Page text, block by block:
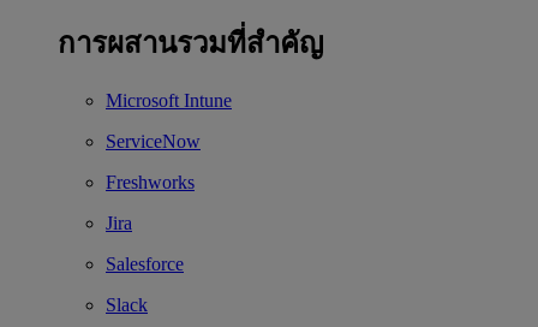
การผสานรวมที่สำคัญ
Microsoft Intune
ServiceNow
Freshworks
Jira
Salesforce
Slack